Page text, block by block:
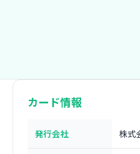
カード情報
発行会社 株式